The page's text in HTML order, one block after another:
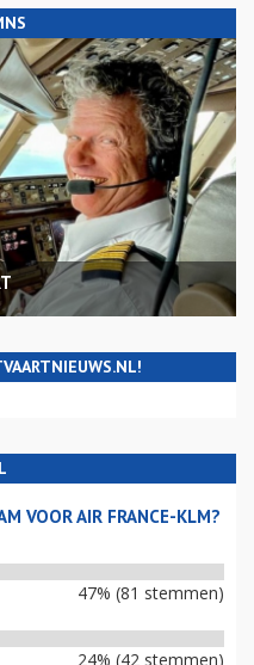
VOOR AIR FRANCE-KLM?
47% (81 stemmen)
24% (42 stemmen)